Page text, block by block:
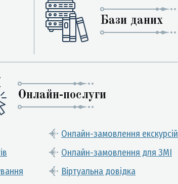
Бази даних
Онлайн-послуги
Онлайн-замовлення екскурсій
Онлайн-замовлення для ЗМІ
Віртуальна довідка